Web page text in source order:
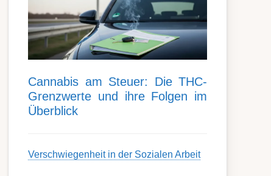
Can­nabis am Steu­er: Die THC-
Grenz­werte und ihre Folgen im
Über­blick
Ver­schwieg­en­heit in der Soz­ial­en Ar­beit